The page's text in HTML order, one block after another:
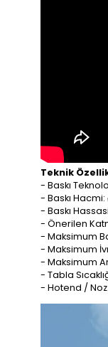
Teknik
- Baskı
- Baskı
- Baskı
- Önerilen
- Maksimum
- Maksimum
- Maksimum
- Tabla
- Hotend /